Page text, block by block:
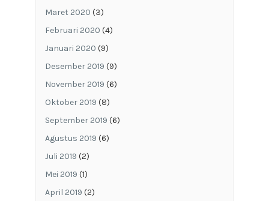
Maret 2020 (3)
Februari 2020 (4)
Januari 2020 (9)
Desember 2019 (9)
November 2019 (6)
Oktober 2019 (8)
September 2019 (6)
Agustus 2019 (6)
Juli 2019 (2)
Mei 2019 (1)
April 2019 (2)